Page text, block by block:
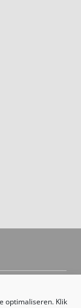
optimaliseren. Klik